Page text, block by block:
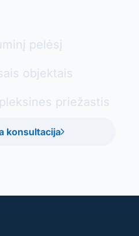
pelėsį
objektais
priežastis
konsultacija